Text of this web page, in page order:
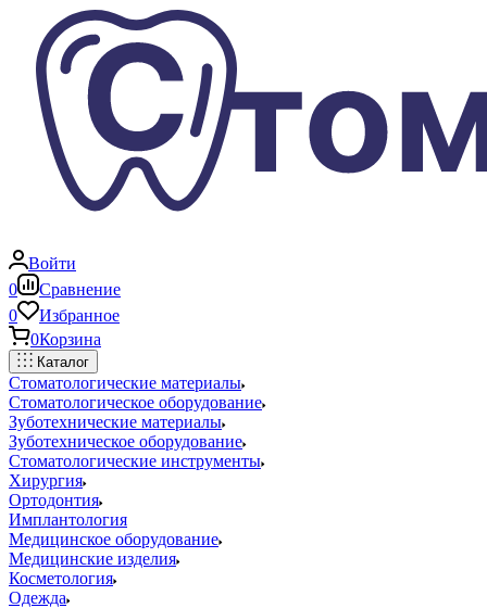
Войти
0
Сравнение
0
Избранное
0Корзина
Каталог
Стоматологические материалы
Стоматологическое оборудование
Зуботехнические материалы
Зуботехническое оборудование
Стоматологические инструменты
Хирургия
Ортодонтия
Имплантология
Медицинское оборудование
Медицинские изделия
Косметология
Одежда